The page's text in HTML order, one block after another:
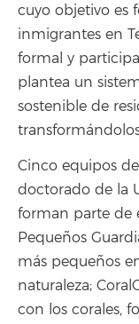
cuyo objetivo es
inmigrantes en
formal y
plantea un
sostenible de
Cinco equipos
doctorado de la
forman parte de
Pequeños
más pequeños
naturaleza;
con los corales,